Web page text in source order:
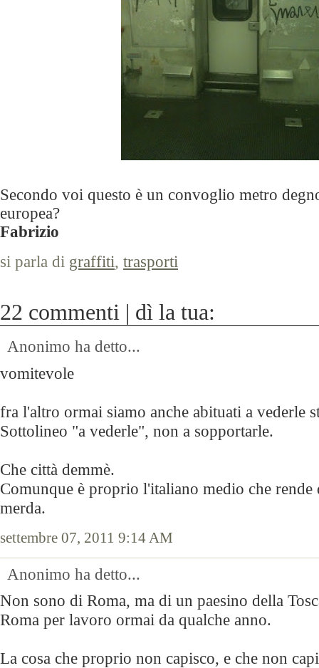
Secondo voi questo è un convoglio metro
europea?
Fabrizio
si parla di graffiti, trasporti
22 commenti | dì la tua:
Anonimo ha detto...
vomitevole
fra l'altro ormai siamo anche abituati a vederle
Sottolineo "a vederle", non a sopportarle.
Che città demmè.
Comunque è proprio l'italiano medio che rende
merda.
settembre 07, 2011 9:14 AM
Anonimo ha detto...
Non sono di Roma, ma di un paesino della
Roma per lavoro ormai da qualche anno.
La cosa che proprio non capisco, e che non